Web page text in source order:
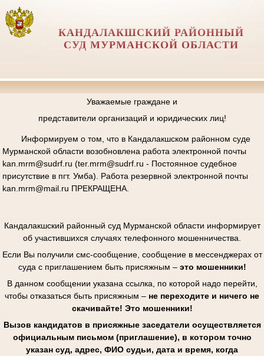
КАНДАЛАКШСКИЙ РАЙОННЫЙ
СУД МУРМАНСКОЙ ОБЛАСТИ
Уважаемые граждане и
представители организаций и юридических лиц!
Информируем о том, что в Кандалакшском районном суде
Мурманской области возобновлена работа электронной почты
kan.mrm@sudrf.ru (ter.mrm@sudrf.ru - Постоянное судебное
присутствие в пгт. Умба). Работа резервной электронной почты
kan.mrm@mail.ru ПРЕКРАЩЕНА.
Кандалакшский районный суд Мурманской области информирует
об участившихся случаях телефонного мошенничества.
Если Вы получили смс-сообщение, сообщение в мессенджерах от
суда с приглашением быть присяжным – это мошенники!
В данном сообщении указана ссылка, по которой надо перейти,
чтобы отказаться быть присяжным – не переходите и ничего не
скачивайте! Это мошенники!
Вызов кандидатов в присяжные заседатели осуществляется
официальным письмом (приглашение), в котором точно
указан суд, адрес, ФИО судьи, дата и время, когда